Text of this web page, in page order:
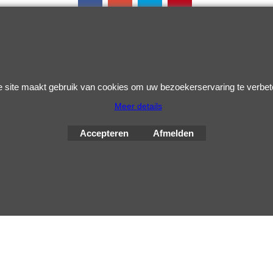
ShopFactory webwinkel
software.
site maakt gebruik van cookies om uw bezoekerservaring te
Meer details
Accepteren Afmelden